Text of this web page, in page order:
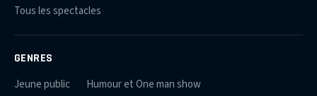
Tous les spectacles
GENRES
Jeune public
Humour et One man show